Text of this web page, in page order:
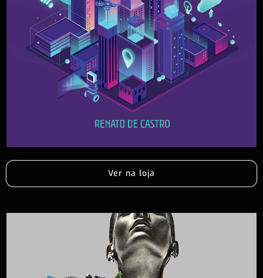
Ver na loja